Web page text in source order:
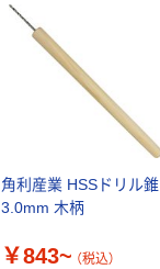
角利産業 HSSドリル錐
3.0mm 木柄
￥843~ （税込）